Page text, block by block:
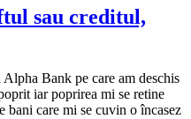
sau creditul,
Bank pe care am deschis
iar poprirea mi se retine
care mi se cuvin o încasez